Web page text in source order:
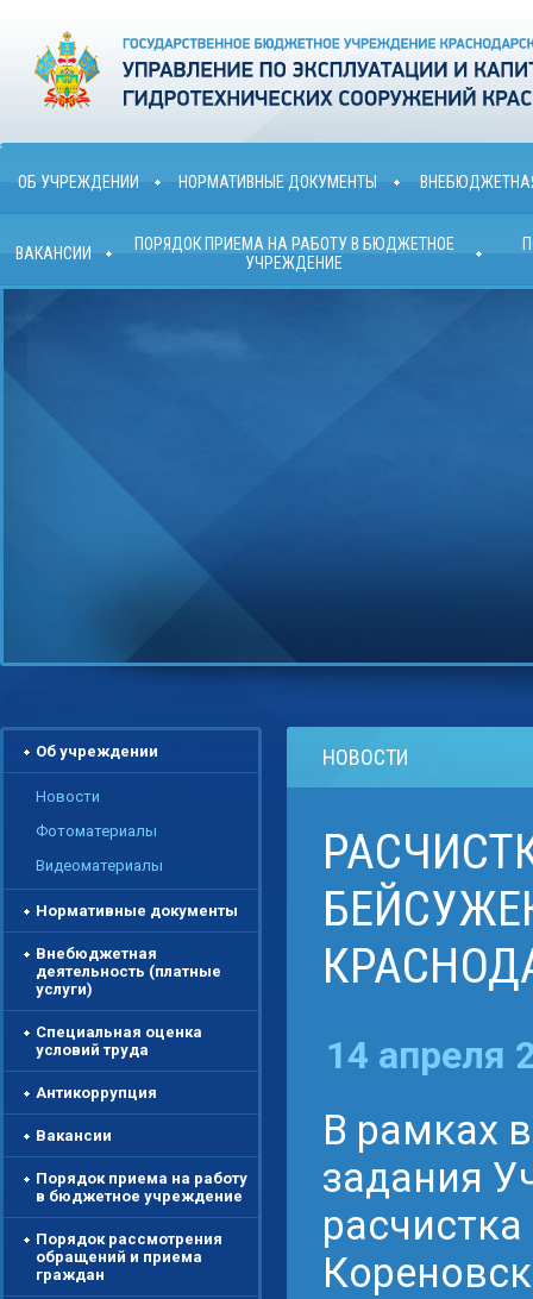
ОБ УЧРЕЖДЕНИИ НОРМАТИВНЫЕ ДОКУМЕНТЫ
ВАКАНСИИ
ПОРЯДОК ПРИЕМА НА РАБОТУ В БЮДЖЕТНОЕ
УЧРЕЖДЕНИЕ
Об учреждении
Новости
Фотоматериалы
Видеоматериалы
Нормативные документы
Внебюджетная
деятельность (платные
услуги)
Специальная оценка
условий труда
Антикоррупция
Вакансии
Порядок приема на работу
в бюджетное учреждение
Порядок рассмотрения
обращений и приема
граждан
НОВОСТИ
14 апреля
В рамках
задания